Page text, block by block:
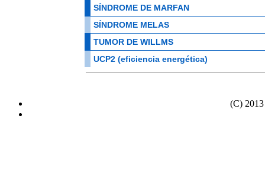
SÍNDROME DE MARFAN
SÍNDROME MELAS
TUMOR DE WILLMS
UCP2 (eficiencia energética)
(C)